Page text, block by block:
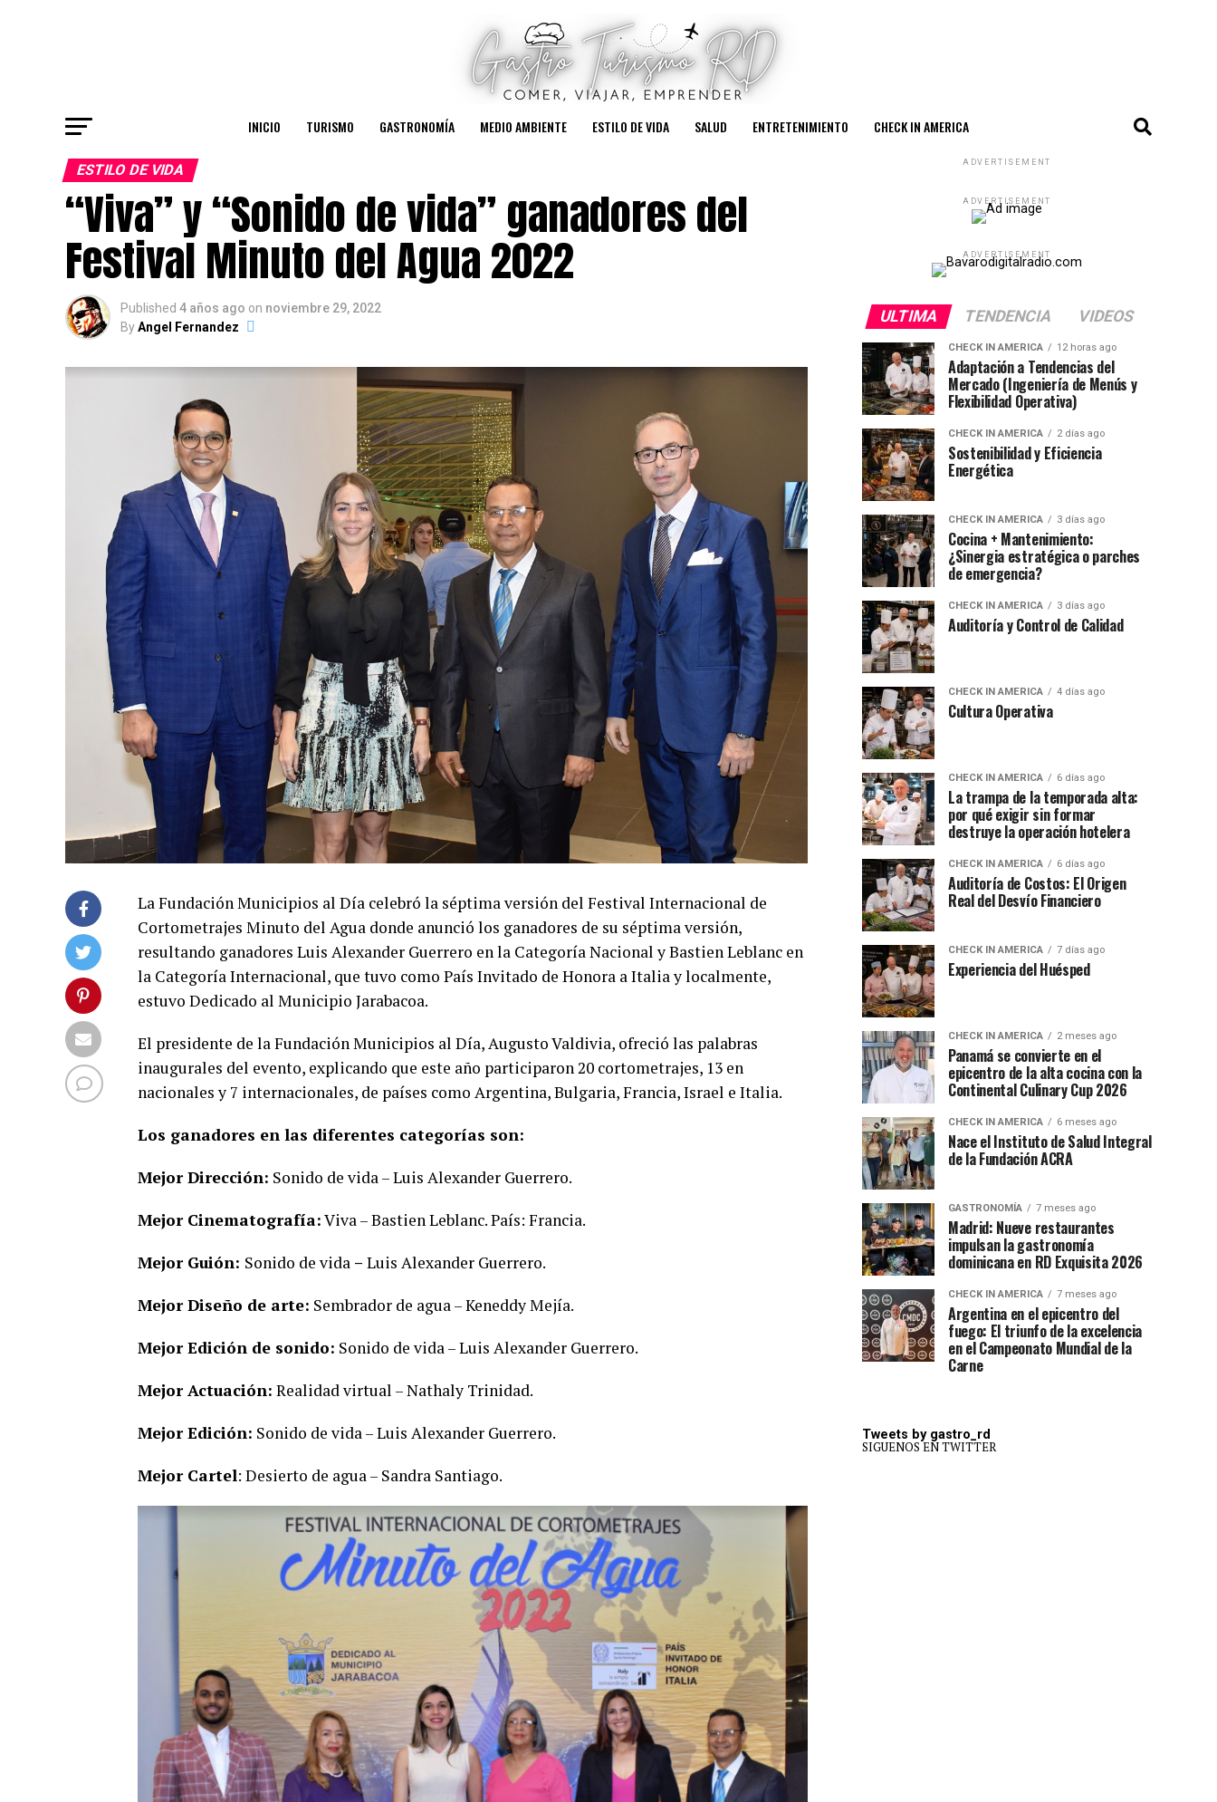
INICIO TURISMO GASTRONOMÍA MEDIO AMBIENTE ESTILO DE VIDA SALUD ENTRETENIMIENTO CHECK IN AMERICA
ESTILO DE VIDA
“Viva” y “Sonido de vida” ganadores del
Festival Minuto del Agua 2022
Published 4 años ago on noviembre 29, 2022
ByAngel Fernandez
La Fundación Municipios al Día celebró la séptima versión del Festival Internacional de
Cortometrajes Minuto del Agua donde anunció los ganadores de su séptima versión,
resultando ganadores Luis Alexander Guerrero en la Categoría Nacional y Bastien Leblanc en
la Categoría Internacional, que tuvo como País Invitado de Honora a Italia y localmente,
estuvo Dedicado al Municipio Jarabacoa.
El presidente de la Fundación Municipios al Día, Augusto Valdivia, ofreció las palabras
inaugurales del evento, explicando que este año participaron 20 cortometrajes, 13 en
nacionales y 7 internacionales, de países como Argentina, Bulgaria, Francia, Israel e Italia.
Los ganadores en las diferentes categorías son:
Mejor Dirección: Sonido de vida – Luis Alexander Guerrero.
Mejor Cinematografía:Viva – Bastien Leblanc. País: Francia.
Mejor Guión: Sonido de vida – Luis Alexander Guerrero.
Mejor Diseño de arte: Sembrador de agua – Keneddy Mejía.
Mejor Edición de sonido: Sonido de vida – Luis Alexander Guerrero.
Mejor Actuación: Realidad virtual – Nathaly Trinidad.
Mejor Edición: Sonido de vida – Luis Alexander Guerrero.
Mejor Cartel: Desierto de agua – Sandra Santiago.
ADVERTISEMENT
ADVERTISEMENT
ADVERTISEMENT
ULTIMA TENDENCIA VIDEOS
CHECK IN AMERICA 12 horas ago
Adaptación a Tendencias del
Mercado (Ingeniería de Menús y
Flexibilidad Operativa)
CHECK IN AMERICA 2 días ago
Sostenibilidad y Eficiencia
Energética
CHECK IN AMERICA 3 días ago
Cocina + Mantenimiento:
¿Sinergia estratégica o parches
de emergencia?
CHECK IN AMERICA 3 días ago
Auditoría y Control de Calidad
CHECK IN AMERICA 4 días ago
Cultura Operativa
CHECK IN AMERICA 6 días ago
La trampa de la temporada alta:
por qué exigir sin formar
destruye la operación hotelera
CHECK IN AMERICA 6 días ago
Auditoría de Costos: El Origen
Real del Desvío Financiero
CHECK IN AMERICA 7 días ago
Experiencia del Huésped
CHECK IN AMERICA 2 meses ago
Panamá se convierte en el
epicentro de la alta cocina con la
Continental Culinary Cup 2026
CHECK IN AMERICA 6 meses ago
Nace el Instituto de Salud Integral
de la Fundación ACRA
GASTRONOMÍA 7 meses ago
Madrid: Nueve restaurantes
impulsan la gastronomía
dominicana en RD Exquisita 2026
CHECK IN AMERICA 7 meses ago
Argentina en el epicentro del
fuego: El triunfo de la excelencia
en el Campeonato Mundial de la
Carne
Tweets by gastro_rd
SIGUENOS EN TWITTER